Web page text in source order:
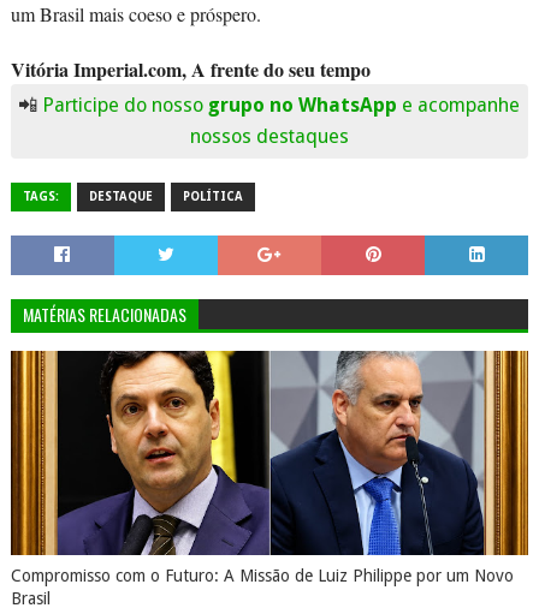
um Brasil mais coeso e próspero.
Vitória Imperial.com, A frente do seu tempo
📲 Participe do nosso grupo no WhatsApp e acompanhe
nossos destaques
TAGS: DESTAQUE POLÍTICA
MATÉRIAS RELACIONADAS
Compromisso com o Futuro: A Missão de Luiz Philippe por um Novo
Brasil